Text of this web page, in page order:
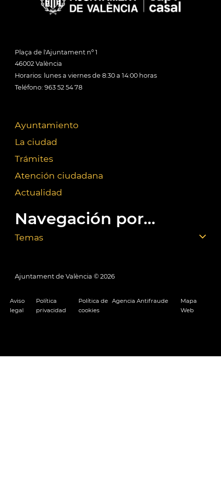
Plaça de l'Ajuntament nº 1
46002 València
Horarios: lunes a viernes de 8:30 a 14:00 horas
Teléfono: 963 52 54 78
Ayuntamiento
La ciudad
Trámites
Atención ciudadana
Actualidad
Navegación por...
Temas
Ajuntament de València © 2026
Aviso
legal
Política
privacidad
Política de
cookies
Agencia Antifraude
Mapa
Web